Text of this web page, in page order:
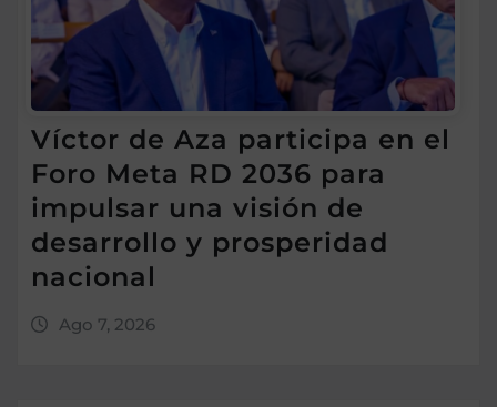
Víctor de Aza participa en el
Foro Meta RD 2036 para
impulsar una visión de
desarrollo y prosperidad
nacional
Ago 7, 2026